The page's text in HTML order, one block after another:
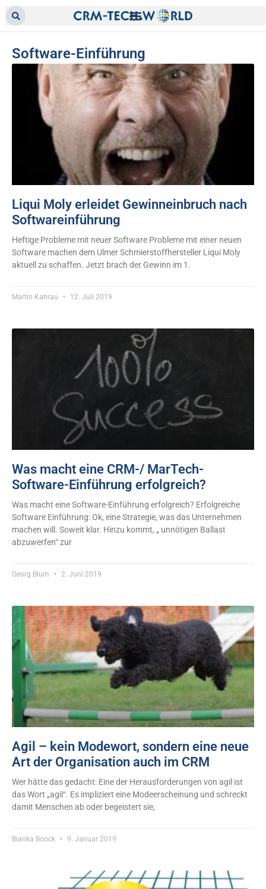
Software-Einführung
Liqui Moly erleidet Gewinneinbruch nach
Softwareinführung
Heftige Probleme mit neuer Software Probleme mit einer neuen
Software machen dem Ulmer Schmierstoffhersteller Liqui Moly
aktuell zu schaffen. Jetzt brach der Gewinn im 1.
Martin Kahrau 12. Juli 2019
Was macht eine CRM-/ MarTech-
Software-Einführung erfolgreich?
Was macht eine Software-Einführung erfolgreich? Erfolgreiche
Software Einführung: Ok, eine Strategie, was das Unternehmen
machen will. Soweit klar. Hinzu kommt, „ unnötigen Ballast
abzuwerfen“ zur
Georg Blum 2. Juni 2019
Agil – kein Modewort, sondern eine neue
Art der Organisation auch im CRM
Wer hätte das gedacht: Eine der Herausforderungen von agil ist
das Wort „agil“. Es impliziert eine Modeerscheinung und schreckt
damit Menschen ab oder begeistert sie,
Bianka Boock 9. Januar 2019